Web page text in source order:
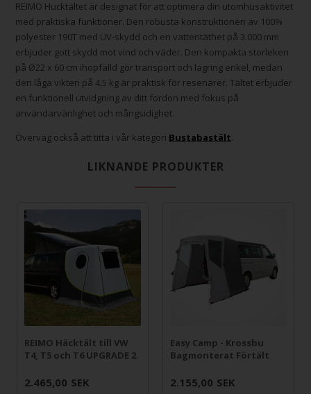
REIMO Hucktältet är designat för att optimera din utomhusaktivitet
med praktiska funktioner. Den robusta konstruktionen av 100%
polyester 190T med UV-skydd och en vattentäthet på 3.000 mm
erbjuder gott skydd mot vind och väder. Den kompakta storleken
på Ø22 x 60 cm ihopfälld gör transport och lagring enkel, medan
den låga vikten på 4,5 kg är praktisk för resenärer. Tältet erbjuder
en funktionell utvidgning av ditt fordon med fokus på
användarvänlighet och mångsidighet.
Överväg också att titta i vår kategori Bustabastält.
LIKNANDE PRODUKTER
REIMO Häcktält till VW
T4, T5 och T6 UPGRADE 2
2.465,00 SEK
Easy Camp - Krossbu
Bagmonterat Förtält
2.155,00 SEK